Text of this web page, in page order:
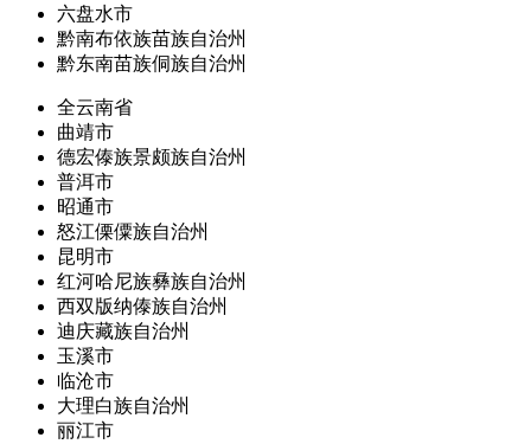
六盘水市
黔南布依族苗族自治州
黔东南苗族侗族自治州
全云南省
曲靖市
德宏傣族景颇族自治州
普洱市
昭通市
怒江傈僳族自治州
昆明市
红河哈尼族彝族自治州
西双版纳傣族自治州
迪庆藏族自治州
玉溪市
临沧市
大理白族自治州
丽江市